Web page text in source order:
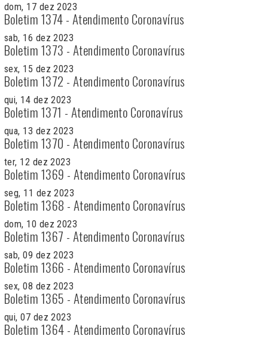
dom, 17 dez 2023
Boletim 1374 - Atendimento Coronavírus
sab, 16 dez 2023
Boletim 1373 - Atendimento Coronavírus
sex, 15 dez 2023
Boletim 1372 - Atendimento Coronavírus
qui, 14 dez 2023
Boletim 1371 - Atendimento Coronavírus
qua, 13 dez 2023
Boletim 1370 - Atendimento Coronavírus
ter, 12 dez 2023
Boletim 1369 - Atendimento Coronavírus
seg, 11 dez 2023
Boletim 1368 - Atendimento Coronavírus
dom, 10 dez 2023
Boletim 1367 - Atendimento Coronavírus
sab, 09 dez 2023
Boletim 1366 - Atendimento Coronavírus
sex, 08 dez 2023
Boletim 1365 - Atendimento Coronavírus
qui, 07 dez 2023
Boletim 1364 - Atendimento Coronavírus